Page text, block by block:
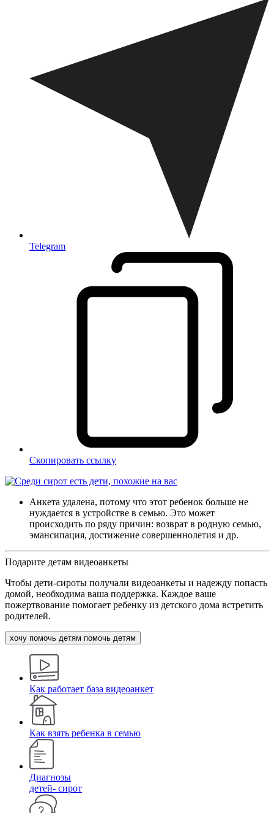
Telegram
Скопировать ссылку
Анкета удалена, потому что этот ребенок больше не
нуждается в устройстве в семью. Это может
происходить по ряду причин: возврат в родную семью,
эмансипация, достижение совершеннолетия и др.
Подарите детям видеоанкеты
Чтобы дети-сироты получали видеоанкеты и надежду попасть
домой, необходима ваша поддержка. Каждое ваше
пожертвование помогает ребенку из детского дома встретить
родителей.
хочу помочь детям помочь детям
Как работает база видеоанкет
Как взять ребенка в семью
Диагнозы
детей- сирот